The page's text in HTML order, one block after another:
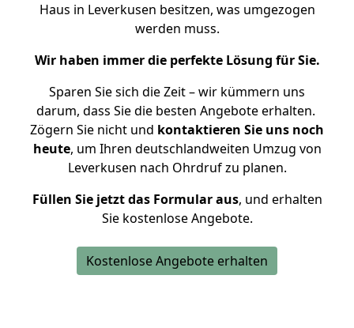
Haus in Leverkusen besitzen, was umgezogen
werden muss.
Wir haben immer die perfekte Lösung für Sie.
Sparen Sie sich die Zeit – wir kümmern uns
darum, dass Sie die besten Angebote erhalten.
Zögern Sie nicht und kontaktieren Sie uns noch
heute, um Ihren deutschlandweiten Umzug von
Leverkusen nach Ohrdruf zu planen.
Füllen Sie jetzt das Formular aus, und erhalten
Sie kostenlose Angebote.
Kostenlose Angebote erhalten